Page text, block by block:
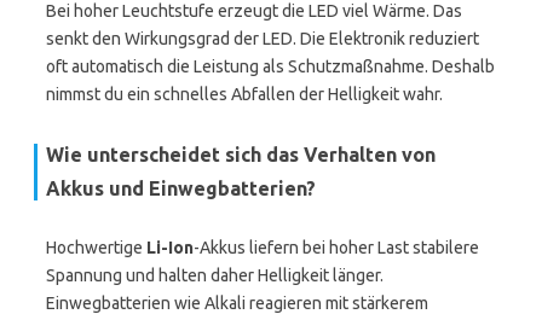
Bei hoher Leuchtstufe erzeugt die LED viel Wärme. Das
senkt den Wirkungsgrad der LED. Die Elektronik reduziert
oft automatisch die Leistung als Schutzmaßnahme. Deshalb
nimmst du ein schnelles Abfallen der Helligkeit wahr.
Wie unterscheidet sich das Verhalten von
Akkus und Einwegbatterien?
Hochwertige Li-Ion-Akkus liefern bei hoher Last stabilere
Spannung und halten daher Helligkeit länger.
Einwegbatterien wie Alkali reagieren mit stärkerem